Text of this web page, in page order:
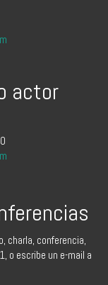
actor
charla, conferencia,
o escribe un e-mail a